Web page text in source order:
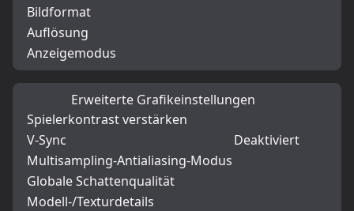
Bildformat
Auflösung
Anzeigemodus
Erweiterte Grafikeinstellungen
Spielerkontrast verstärken
V-Sync
Deaktiviert
Multisampling-Antialiasing-Modus
Globale Schattenqualität
Modell-/Texturdetails